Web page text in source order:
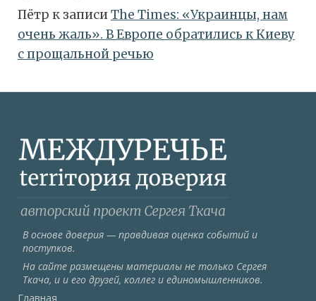
Пётр к записиТhe Times: «Украинцы, нам
очень жаль». В Европе обратились к Киеву
с прощальной речью
В основе доверия — правдивая оценка событий и
поступков.
На сайте размещены материалы не только Сергея
Ткача, и и его друзей, коллег и единомышленников.
Главная